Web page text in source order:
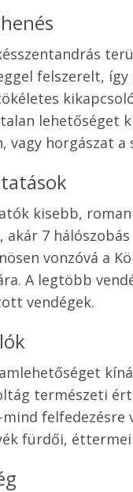
felszerelt, így
lehetőséget
vagy horgászat a
kisebb,
7
vonzóvá a
A legtöbb
vendégek.
természeti
felfedezésre
fürdői,